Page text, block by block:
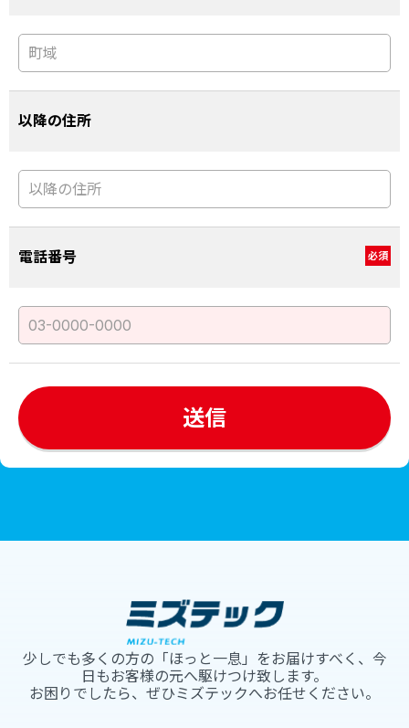
以降の住所
電話番号 必須
少しでも多くの方の「ほっと一息」をお届けすべく、今
日もお客様の元へ駆けつけ致します。
お困りでしたら、ぜひミズテックへお任せください。